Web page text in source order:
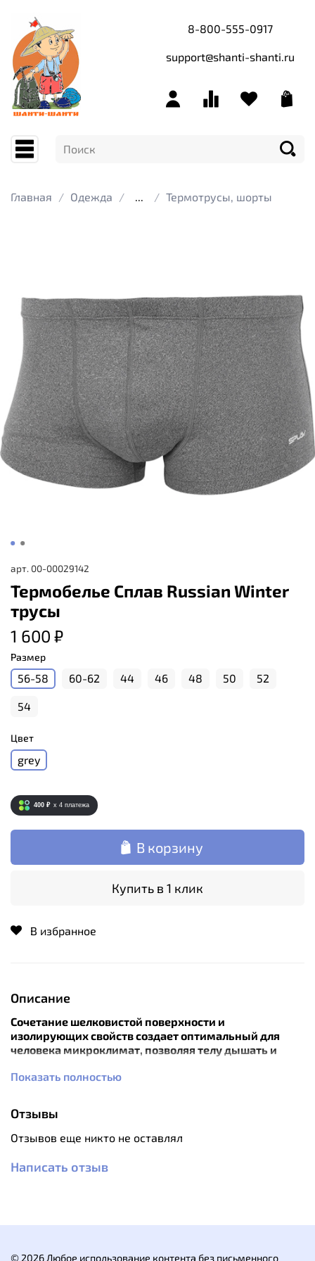
8-800-555-0917
support@shanti-shanti.ru
Главная Одежда Термотрусы, шорты
арт. 00-00029142
Термобелье Сплав Russian Winter
трусы
1 600 ₽
Размер
56-58 60-62 44 46 48 50 52
54
Цвет
grey
400 ₽ x 4 платежа
В корзину
Купить в 1 клик
В избранное
Описание
Сочетание шелковистой поверхности и
изолирующих свойств создает оптимальный для
человека микроклимат, позволяя телу дышать и
Все эти качества ткани достигаются путем
нити) и лайкры.
Эластичные трусы плотно облегают тело, что еще
свойств ткани. Они не сковывают движений и не
Показать полностью
Отзывы
Отзывов еще никто не оставлял
Написать отзыв
© 2026 Любое использование контента без письменного